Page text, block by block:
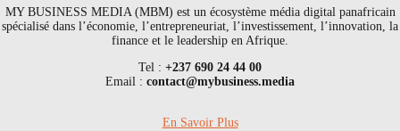
MY BUSINESS MEDIA (MBM) est un écosystème média digital panafricain
spécialisé dans l’économie, l’entrepreneuriat, l’investissement, l’innovation, la
finance et le leadership en Afrique.
Tel : +237 690 24 44 00
Email : contact@mybusiness.media
En Savoir Plus